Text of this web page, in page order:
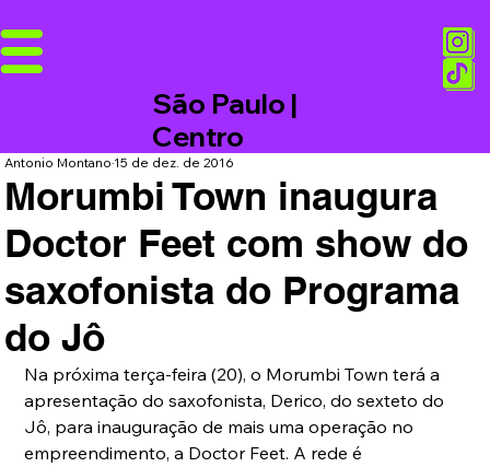
São Paulo |
Centro
Morumbi Town inaugura
Doctor Feet com show do
saxofonista do Programa
do Jô
Antonio Montano15 de dez. de 2016
Na próxima terça-feira (20), o Morumbi Town terá a
apresentação do saxofonista, Derico, do sexteto do
Jô, para inauguração de mais uma operação no
empreendimento, a Doctor Feet. A rede é